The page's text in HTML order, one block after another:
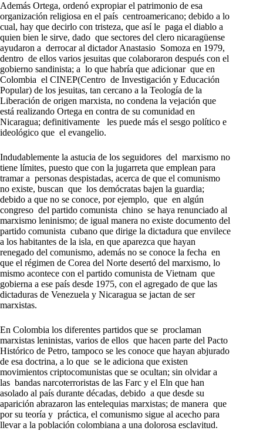
Además Ortega, ordenó expropiar el patrimonio de esa
organización religiosa en el país centroamericano; debido a lo
cual, hay que decirlo con tristeza, que así le paga el diablo a
quien bien le sirve, dado que sectores del clero nicaragüense
ayudaron a derrocar al dictador Anastasio Somoza en 1979,
dentro de ellos varios jesuitas que colaboraron después con el
gobierno sandinista; a lo que habría que adicionar que en
Colombia el CINEP(Centro de Investigación y Educación
Popular) de los jesuitas, tan cercano a la Teología de la
Liberación de origen marxista, no condena la vejación que
está realizando Ortega en contra de su comunidad en
Nicaragua; definitivamente les puede más el sesgo político e
ideológico que el evangelio.
Indudablemente la astucia de los seguidores del marxismo no
tiene límites, puesto que con la jugarreta que emplean para
tramar a personas despistadas, acerca de que el comunismo
no existe, buscan que los demócratas bajen la guardia;
debido a que no se conoce, por ejemplo, que en algún
congreso del partido comunista chino se haya renunciado al
marxismo leninismo; de igual manera no existe documento del
partido comunista cubano que dirige la dictadura que envilece
a los habitantes de la isla, en que aparezca que hayan
renegado del comunismo, además no se conoce la fecha en
que el régimen de Corea del Norte desertó del marxismo, lo
mismo acontece con el partido comunista de Vietnam que
gobierna a ese país desde 1975, con el agregado de que las
dictaduras de Venezuela y Nicaragua se jactan de ser
marxistas.
En Colombia los diferentes partidos que se proclaman
marxistas leninistas, varios de ellos que hacen parte del Pacto
Histórico de Petro, tampoco se les conoce que hayan abjurado
de esa doctrina, a lo que se le adiciona que existen
movimientos criptocomunistas que se ocultan; sin olvidar a
las bandas narcoterroristas de las Farc y el Eln que han
asolado al país durante décadas, debido a que desde su
aparición abrazaron las entelequias marxistas; de manera que
por su teoría y práctica, el comunismo sigue al acecho para
llevar a la población colombiana a una dolorosa esclavitud.